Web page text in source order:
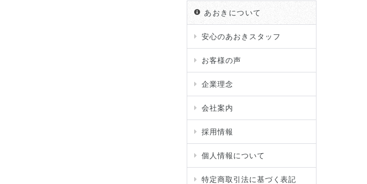
あおきについて
安心のあおきスタッフ
お客様の声
企業理念
会社案内
採用情報
個人情報について
特定商取引法に基づく表記